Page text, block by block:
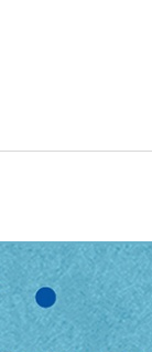
어봐
자라는 아이들